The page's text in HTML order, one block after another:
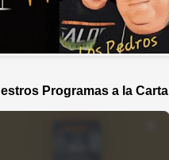
Programas a la Carta